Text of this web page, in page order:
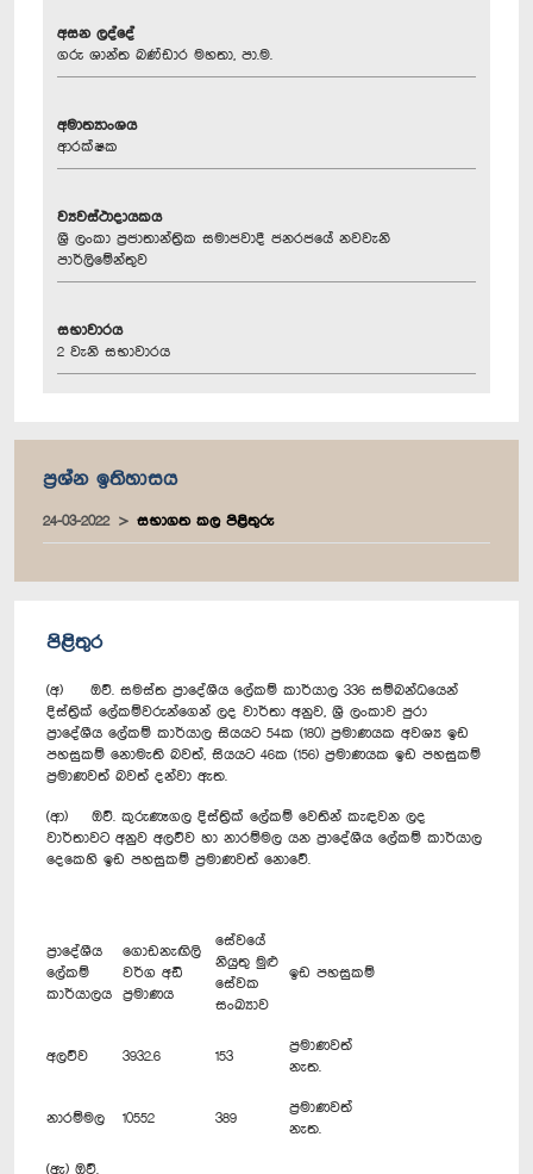
අසන ලද්දේ
ගරු ශාන්ත බණ්ඩාර මහතා, පා.ම.
අමාත්‍යාංශය
ආරක්ෂක
ව්‍යවස්ථාදායකය
ශ්‍රී ලංකා ප්‍රජාතාන්ත්‍රික සමාජවාදී ජනරජයේ නවවැනි
පාර්ලිමේන්තුව
සභාවාරය
2 වැනි සභාවාරය
ප්‍රශ්න ඉතිහාසය
24-03-2022 සභාගත කල පිළිතුරු
පිළිතුර
(අ) ඔව්. සමස්ත ප්‍රාදේශීය ලේකම් කාර්යාල 336 සම්බන්ධයෙන්
දිස්ත්‍රික් ලේකම්වරුන්ගෙන් ලද වාර්තා අනුව, ශ්‍රී ලංකාව පුරා
ප්‍රාදේශීය ලේකම් කාර්යාල සියයට 54ක (180) ප්‍රමාණයක අවශ්‍ය ඉඩ
පහසුකම් නොමැති බවත්, සියයට 46ක (156) ප්‍රමාණයක ඉඩ පහසුකම්
ප්‍රමාණවත් බවත් දන්වා ඇත.
(ආ) ඔව්. කුරුණෑගල දිස්ත්‍රික් ලේකම් වෙතින් කැඳවන ලද
වාර්තාවට අනුව අලව්ව හා නාරම්මල යන ප්‍රාදේශීය ලේකම් කාර්යාල
දෙකෙහි ඉඩ පහසුකම් ප්‍රමාණවත් නොවේ.
ප්‍රාදේශීය
ලේකම්
කාර්යාලය
ගොඩනැඟිලි
වර්ග අඩි
ප්‍රමාණය
සේවයේ
නියුතු මුළු
සේවක
සංඛ්‍යාව
ඉඩ පහසුකම්
අලව්ව 3932.6 153
ප්‍රමාණවත්
නැත.
නාරම්මල 10552 389
ප්‍රමාණවත්
නැත.
(ඇ) ඔව්.